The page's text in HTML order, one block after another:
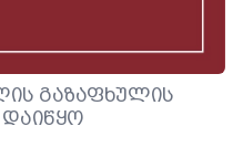
ᲒᲐᲖᲐᲤᲮᲣᲚᲘᲡ